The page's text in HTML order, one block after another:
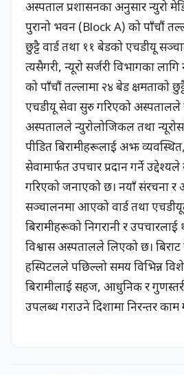
अस्पताल प्रशासनका अनुसार न्युरो
पुरानो भवन (Block A) को पाँचौं
छुट्टै वार्ड तथा ११ बेडको एचडीयू
त्यसैगरी, न्यूरो सर्जरी विभागका
को पाँचौं तल्लामा २४ बेड क्षमताको
एचडीयू सेवा सुरु गरिएको
अस्पतालले न्युरोलोजिकल तथा
पीडित बिरामीहरूलाई अझ व्यवस्थित,
सेवामार्फत उपचार प्रदान गर्ने
गरिएको जनाएको छ। नयाँ संरचना
सञ्चालनमा आएको वार्ड तथा
बिरामीहरूको निगरानी र
विश्वास अस्पतालले लिएको छ।
हस्पिटलले पछिल्लो समय विभिन्न
बिरामीलाई सहज, आधुनिक र
उपलब्ध गराउने दिशामा निरन्तर